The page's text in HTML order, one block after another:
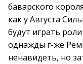
баварского
как у Августа
будут играть
однажды г-же
ненавидеть, но